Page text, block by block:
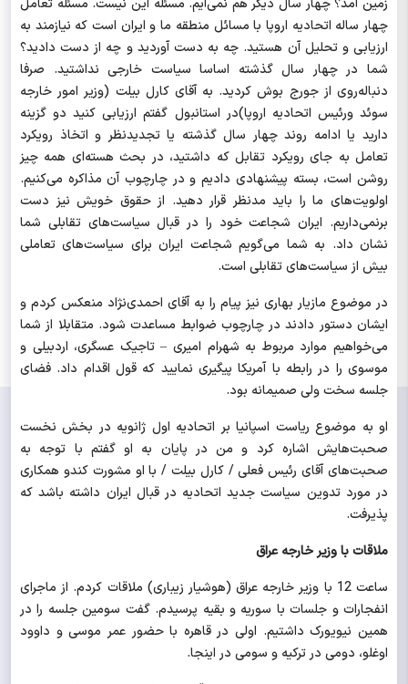
زمین آمد؟ چهار سال دیگر هم نمی‌آیم. مسئله این نیست. مسئله تعامل
چهار ساله اتحادیه اروپا با مسائل منطقه ما و ایران است که نیازمند به
ارزیابی و تحلیل آن هستید. چه به دست آوردید و چه از دست دادید؟
شما در چهار سال گذشته اساسا سیاست خارجی نداشتید. صرفا
دنباله‌روی از جورج بوش کردید. به آقای کارل بیلت (وزیر امور خارجه
سوئد ورئیس اتحادیه اروپا)در استانبول گفتم ارزیابی کنید دو گزینه
دارید یا ادامه روند چهار سال گذشته یا تجدیدنظر و اتخاذ رویکرد
تعامل به جای رویکرد تقابل که داشتید، در بحث هسته‌ای همه چیز
روشن است، بسته پیشنهادی دادیم و در چارچوب آن مذاکره می‌کنیم.
اولویت‌های ما را باید مدنظر قرار دهید. از حقوق خویش نیز دست
برنمی‌داریم. ایران شجاعت خود را در قبال سیاست‌های تقابلی شما
نشان داد. به شما می‌گویم شجاعت ایران برای سیاست‌های تعاملی
بیش از سیاست‌های تقابلی است.
در موضوع مازیار بهاری نیز پیام را به آقای احمدی‌نژاد منعکس کردم و
ایشان دستور دادند در چارچوب ضوابط مساعدت شود. متقابلا از شما
می‌خواهیم موارد مربوط به شهرام امیری –تاجیک عسگری، اردبیلی و
موسوی را در رابطه با آمریکا پیگیری نمایید که قول اقدام داد. فضای
جلسه سخت ولی صمیمانه بود.
او به موضوع ریاست اسپانیا بر اتحادیه اول ژانویه در بخش نخست
صحبت‌هایش اشاره کرد و من در پایان به او گفتم با توجه به
صحبت‌های آقای رئیس فعلی / کارل بیلت / با او مشورت کندو همکاری
در مورد تدوین سیاست جدید اتحادیه در قبال ایران داشته باشد که
پذیرفت.
ملاقات با وزیر خارجه عراق
ساعت 12 با وزیر خارجه عراق (هوشیار زیباری) ملاقات کردم. از ماجرای
انفجارات و جلسات با سوریه و بقیه پرسیدم. گفت سومین جلسه را در
همین نیویورک داشتیم. اولی در قاهره با حضور عمر موسی و داوود
اوغلو، دومی در ترکیه و سومی در اینجا.